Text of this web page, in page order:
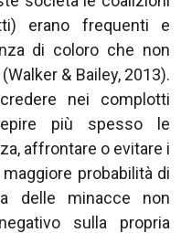
erano frequenti e
di coloro che non
& Bailey, 2013).
nei complotti
più spesso le
affrontare o evitare i
probabilità di
delle minacce non
sulla propria